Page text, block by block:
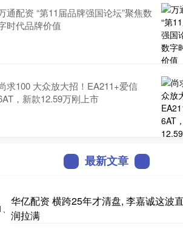
通配资 “第11届品牌强国论坛”聚焦数
时代品牌价值
求100 大众放大招！EA211+爱信
，新款12.59万刚上市
最新文章
华亿配资 横跨25年才清盘, 李嘉诚这波
润拉满